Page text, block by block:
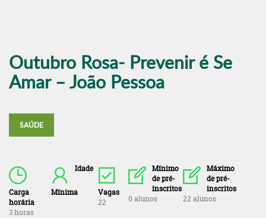
Outubro Rosa- Prevenir é Se
Amar – João Pessoa
SAÚDE
Carga
horária
3 horas
Idade
Mínima
Vagas
22
Mínimo
de pré-
inscritos
0 alunos
Máximo
de pré-
inscritos
22 alunos